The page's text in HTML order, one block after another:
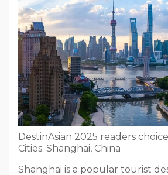
DestinAsian 2025 readers
Cities: Shanghai, China
Shanghai is a popular tourist